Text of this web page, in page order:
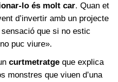
lo és molt car. Quan et
d’invertir amb un projecte
que si no estic
puc viure».
curtmetratge que explica
monstres que viuen d’una